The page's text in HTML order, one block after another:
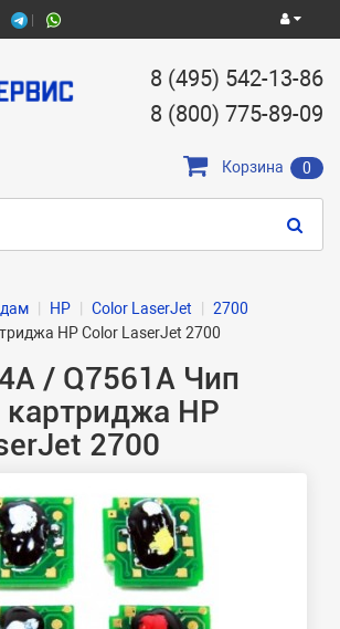
8 (495) 542-13-86
8 (800) 775-89-09
Корзина 0
HP Color LaserJet
2700
HP Color LaserJet 2700
/ Q7561A Чип
HP
2700